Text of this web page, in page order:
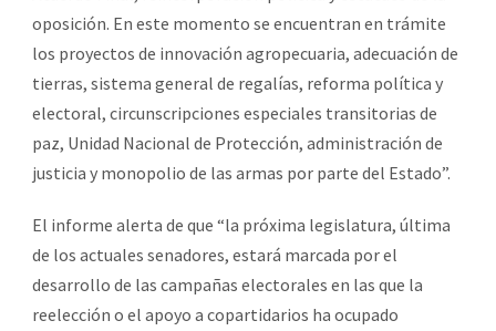
oposición. En este momento se encuentran en trámite
los proyectos de innovación agropecuaria, adecuación de
tierras, sistema general de regalías, reforma política y
electoral, circunscripciones especiales transitorias de
paz, Unidad Nacional de Protección, administración de
justicia y monopolio de las armas por parte del Estado”.
El informe alerta de que “la próxima legislatura, última
de los actuales senadores, estará marcada por el
desarrollo de las campañas electorales en las que la
reelección o el apoyo a copartidarios ha ocupado